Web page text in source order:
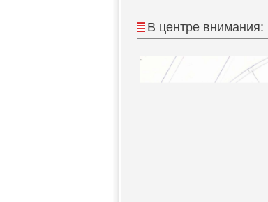
В центре внимания: